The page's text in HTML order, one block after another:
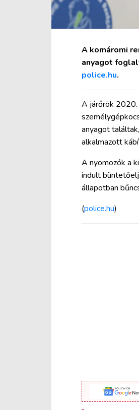
A komáromi
anyagot
police.hu.
A járőrök 2020.
anyagot
alkalmazott
A nyomozók a
indult
állapotban
(police.hu)